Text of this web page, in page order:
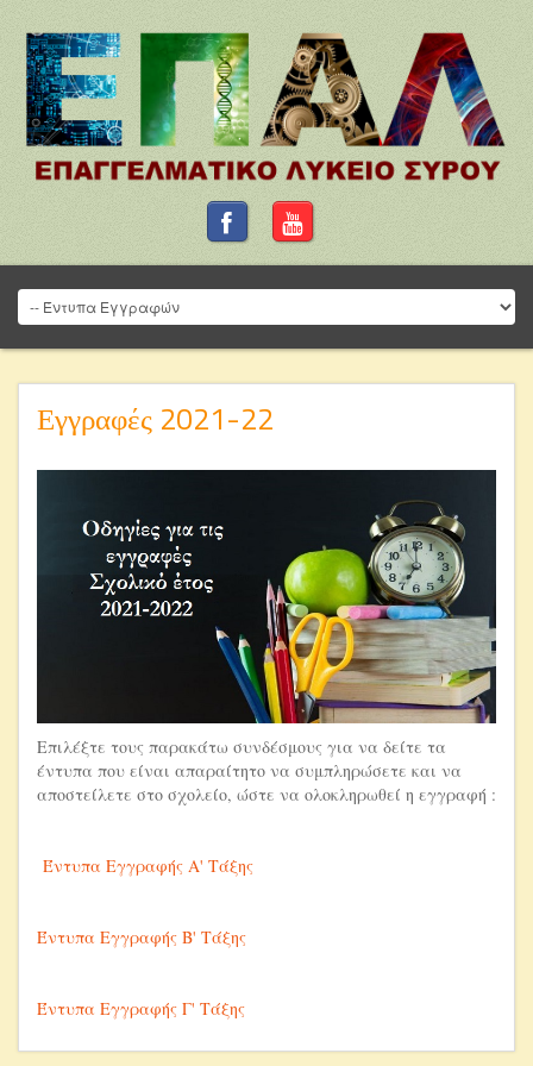
Εγγραφές 2021-22
Επιλέξτε τους παρακάτω συνδέσμους για να δείτε τα
έντυπα που είναι απαραίτητο να συμπληρώσετε και να
αποστείλετε στο σχολείο, ώστε να ολοκληρωθεί η εγγραφή :
Έντυπα Εγγραφής Α' Τάξης
Έντυπα Εγγραφής Β' Τάξης
Έντυπα Εγγραφής Γ' Τάξης